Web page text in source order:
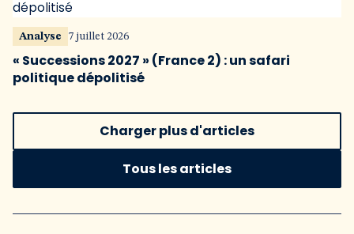
Analyse 7 juillet 2026
« Successions 2027 » (France 2) : un safari
politique dépolitisé
Charger plus d'articles
Tous les articles